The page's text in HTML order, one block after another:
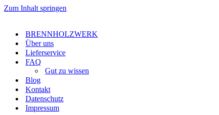
Zum Inhalt springen
BRENNHOLZWERK
Über uns
Lieferservice​
FAQ
Gut zu wissen
Blog
Kontakt
Datenschutz
Impressum